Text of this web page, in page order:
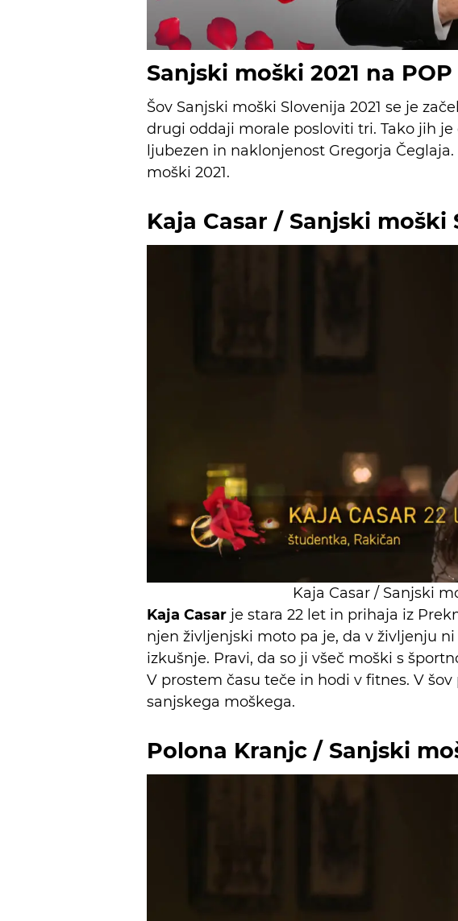
Sanjski moški 2021 na POP
Šov Sanjski moški Slovenija 2021 se je
drugi oddaji morale posloviti tri. Tako jih je
ljubezen in naklonjenost Gregorja
moški 2021.
Kaja Casar / Sanjski moški
Kaja Casar / Sanjski
Kaja Casar je stara 22 let in prihaja iz
njen življenjski moto pa je, da v življenju
izkušnje. Pravi, da so ji všeč moški s
V prostem času teče in hodi v fitnes. V
sanjskega moškega.
Polona Kranjc / Sanjski